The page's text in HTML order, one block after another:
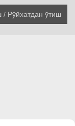
/ Рўйхатдан ўтиш